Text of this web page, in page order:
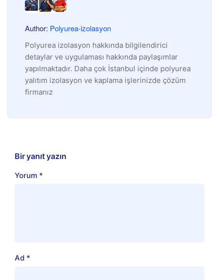
Author: Polyurea-izolasyon
Polyurea izolasyon hakkında bilgilendirici
detaylar ve uygulaması hakkında paylaşımlar
yapılmaktadır. Daha çok İstanbul içinde polyurea
yalıtım izolasyon ve kaplama işlerinizde çözüm
firmanız
Bir yanıt yazın
Yorum *
Ad *